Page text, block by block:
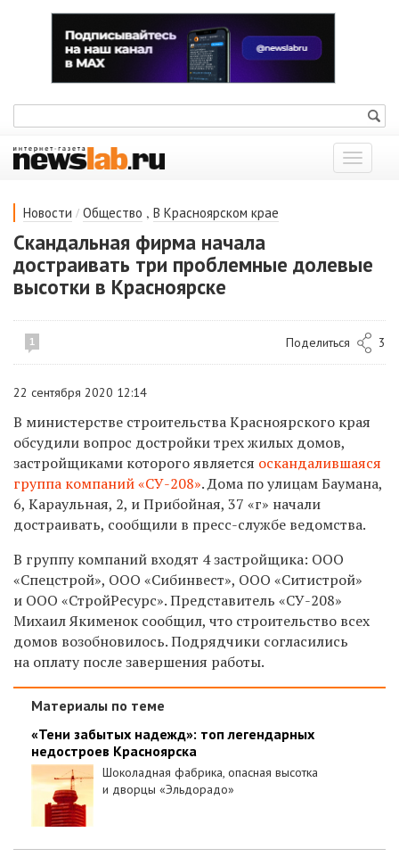
Показать
меню
Новости / Общество , В Красноярском крае
Скандальная фирма начала
достраивать три проблемные долевые
высотки в Красноярске
1 Поделиться 3
22 сентября 2020 12:14
В министерстве строительства Красноярского края
обсудили вопрос достройки трех жилых домов,
застройщиками которого является оскандалившаяся
группа компаний «СУ-208». Дома по улицам Баумана,
6, Караульная, 2, и Прибойная, 37 «г» начали
достраивать, сообщили в пресс-службе ведомства.
В группу компаний входят 4 застройщика: ООО
«Спецстрой», ООО «Сибинвест», ООО «Ситистрой»
и ООО «СтройРесурс». Представитель «СУ-208»
Михаил Якименок сообщил, что строительство всех
домов возобновилось. Подрядчики согласились
на оплату после завершения работы.
Материалы по теме
«Тени забытых надежд»: топ легендарных
недостроев Красноярска
Шоколадная фабрика, опасная высотка
и дворцы «Эльдорадо»